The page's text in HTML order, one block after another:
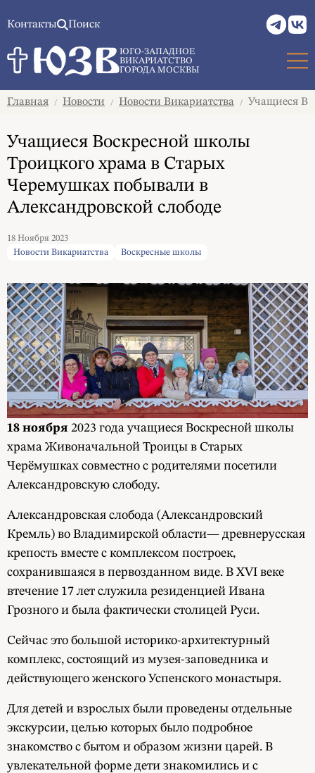
Контакты Поиск
ЮГО-ЗАПАДНОЕ
ВИКАРИАТСТВО
ГОРОДА МОСКВЫ
Главная / Новости / Новости Викариатства / Учащиеся
Учащиеся Воскресной школы
Троицкого храма в Старых
Черемушках побывали в
Александровской слободе
18 Ноября 2023
Новости Викариатства
Воскресные школы
18 ноября 2023 года учащиеся Воскресной школы
храма Живоначальной Троицы в Старых
Черёмушках совместно с родителями посетили
Александровскую слободу.
Александровская слобода (Александровский
Кремль) во Владимирской области— древнерусская
крепость вместе с комплексом построек,
сохранившаяся в первозданном виде. В XVI веке
втечение 17 лет служила резиденцией Ивана
Грозного и была фактически столицей Руси.
Сейчас это большой историко-архитектурный
комплекс, состоящий из музея-заповедника и
действующего женского Успенского монастыря.
Для детей и взрослых были проведены отдельные
экскурсии, целью которых было подробное
знакомство с бытом и образом жизни царей. В
увлекательной форме дети знакомились и с